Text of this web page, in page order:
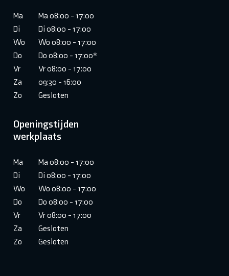
Ma
Ma 08:00 - 17:00
Di
Di 08:00 - 17:00
Wo
Wo 08:00 - 17:00
Do
Do 08:00 - 17:00*
Vr
Vr 08:00 - 17:00
Za
09:30 - 16:00
Zo
Gesloten
Openingstijden
werkplaats
Ma
Ma 08:00 - 17:00
Di
Di 08:00 - 17:00
Wo
Wo 08:00 - 17:00
Do
Do 08:00 - 17:00
Vr
Vr 08:00 - 17:00
Za
Gesloten
Zo
Gesloten